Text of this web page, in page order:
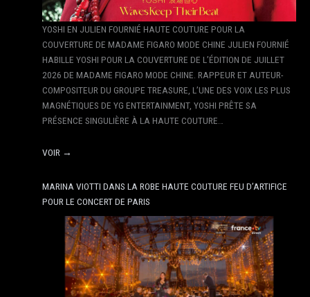
YOSHI EN JULIEN FOURNIÉ HAUTE COUTURE POUR LA
COUVERTURE DE MADAME FIGARO MODE CHINE JULIEN FOURNIÉ
HABILLE YOSHI POUR LA COUVERTURE DE L’ÉDITION DE JUILLET
2026 DE MADAME FIGARO MODE CHINE. RAPPEUR ET AUTEUR-
COMPOSITEUR DU GROUPE TREASURE, L’UNE DES VOIX LES PLUS
MAGNÉTIQUES DE YG ENTERTAINMENT, YOSHI PRÊTE SA
PRÉSENCE SINGULIÈRE À LA HAUTE COUTURE…
VOIR →
MARINA VIOTTI DANS LA ROBE HAUTE COUTURE FEU D’ARTIFICE
POUR LE CONCERT DE PARIS